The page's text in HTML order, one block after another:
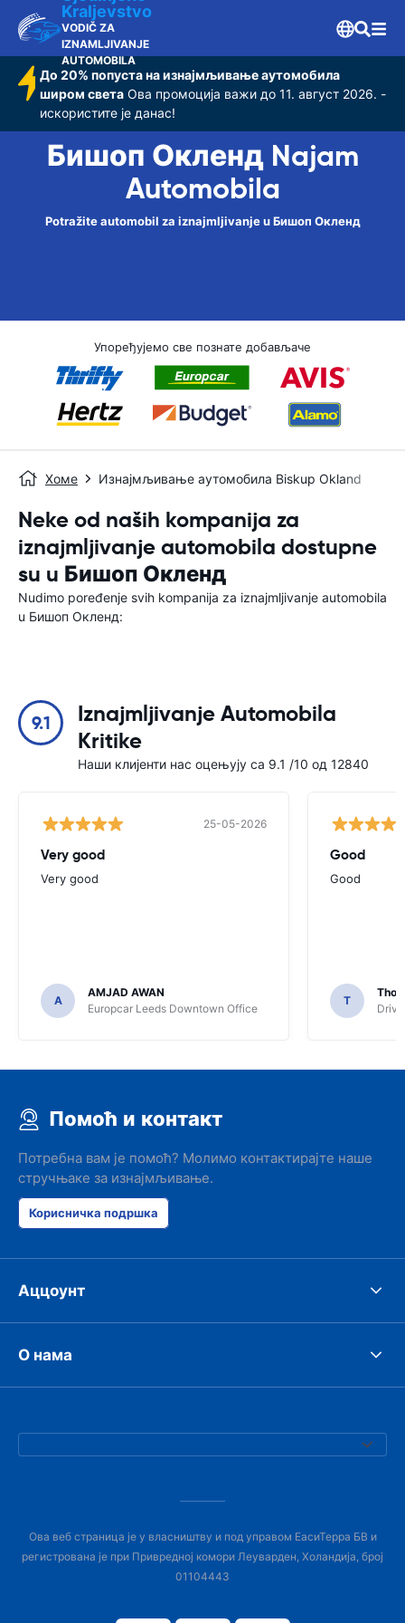
Kraljevstvo
VODIČ ZA
IZNAMLJIVANJE
AUTOMOBILA
До 20% попуста на изнајмљивање аутомобила
широм света Ова промоција важи до 11. август 2026. -
искористите је данас!
Бишоп Окленд Najam
Automobila
Potražite automobil za iznajmljivanje u Бишоп Окленд
Упоређујемо све познате добављаче
Хоме Изнајмљивање аутомобила Biskup Okland
Neke od naših kompanija za
iznajmljivanje automobila dostupne
su u Бишоп Окленд
Nudimo poređenje svih kompanija za iznajmljivanje automobila
u Бишоп Окленд:
9.1
Iznajmljivanje Automobila
Kritike
Наши клијенти нас оцењују са 9.1 /10 од 12840
25-05-2026
Very good
Very good
A
AMJAD AWAN
Europcar Leeds Downtown Office
Good
Good
T
Помоћ и контакт
Потребна вам је помоћ? Молимо контактирајте наше
стручњаке за изнајмљивање.
Корисничка подршка
Аццоунт
О нама
Ова веб страница је у власништву и под управом ЕасиТерра БВ и
регистрована је при Привредној комори Леуварден, Холандија, број
01104443